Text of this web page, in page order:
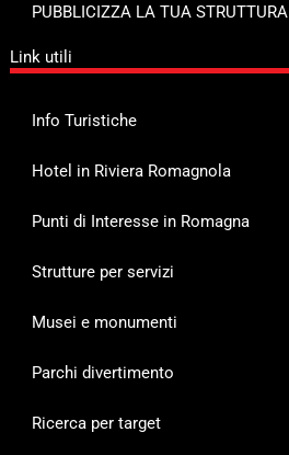
PUBBLICIZZA LA TUA STRUTTURA
Link utili
Info Turistiche
Hotel in Riviera Romagnola
Punti di Interesse in Romagna
Strutture per servizi
Musei e monumenti
Parchi divertimento
Ricerca per target